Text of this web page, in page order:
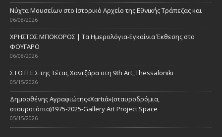
Νύχτα Μουσείων στο Ιστορικό Αρχείο της Εθνικής Τράπεζας και
06/08/2026
ΧΡΗΣΤΟΣ ΜΠΟΚΟΡΟΣ | Τα Ημερολόγια-Εγκαίνια Έκθεσης στο
ΦΟΥΓΑΡΟ
06/08/2026
Σ Ι Ω Π Ε Σ της Τέτας Χαντζάρα στη 9th Art_Thessaloniki
05/15/2026
Δημοσθένης Αγραφιώτης«Xαrtιά»(σταυροδρόμια,
σταυροτόπια)1975-2025-Gallery Art Project Space
05/15/2026